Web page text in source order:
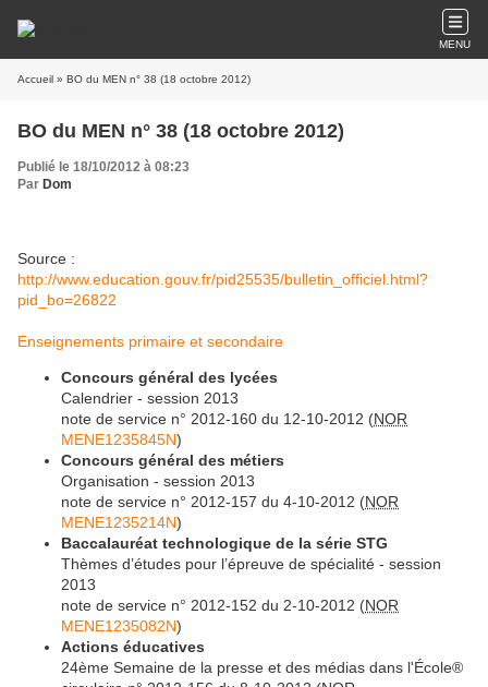
MENU
Accueil » BO du MEN n° 38 (18 octobre 2012)
BO du MEN n° 38 (18 octobre 2012)
Publié le 18/10/2012 à 08:23
Par Dom
Source :
http://www.education.gouv.fr/pid25535/bulletin_officiel.html?
pid_bo=26822
Enseignements primaire et secondaire
Concours général des lycées
Calendrier - session 2013
note de service n° 2012-160 du 12-10-2012 (NOR
MENE1235845N)
Concours général des métiers
Organisation - session 2013
note de service n° 2012-157 du 4-10-2012 (NOR
MENE1235214N)
Baccalauréat technologique de la série STG
Thèmes d’études pour l’épreuve de spécialité - session
2013
note de service n° 2012-152 du 2-10-2012 (NOR
MENE1235082N)
Actions éducatives
24ème Semaine de la presse et des médias dans l'École®